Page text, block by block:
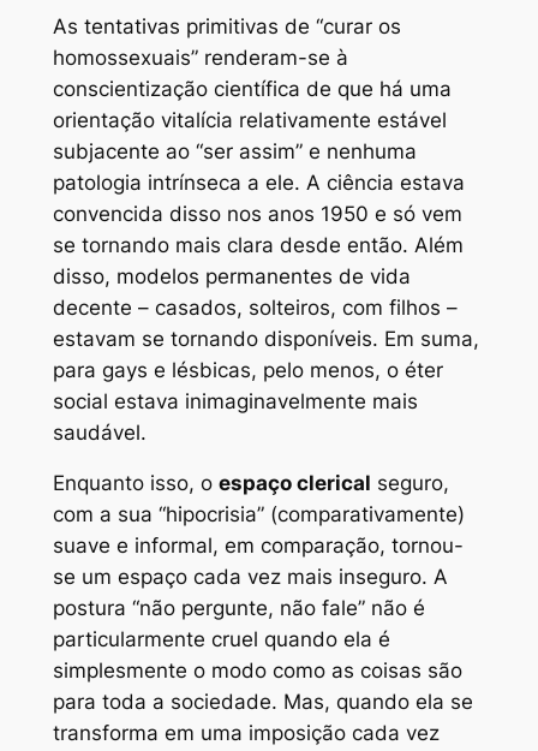
As tentativas primitivas de “curar os
homossexuais” renderam-se à
conscientização científica de que há uma
orientação vitalícia relativamente estável
subjacente ao “ser assim” e nenhuma
patologia intrínseca a ele. A ciência estava
convencida disso nos anos 1950 e só vem
se tornando mais clara desde então. Além
disso, modelos permanentes de vida
decente – casados, solteiros, com filhos –
estavam se tornando disponíveis. Em suma,
para gays e lésbicas, pelo menos, o éter
social estava inimaginavelmente mais
saudável.
Enquanto isso, o espaço clerical seguro,
com a sua “hipocrisia” (comparativamente)
suave e informal, em comparação, tornou-
se um espaço cada vez mais inseguro. A
postura “não pergunte, não fale” não é
particularmente cruel quando ela é
simplesmente o modo como as coisas são
para toda a sociedade. Mas, quando ela se
transforma em uma imposição cada vez